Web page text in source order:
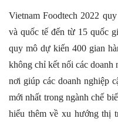
Vietnam Foodtech 2022
và quốc tế đến từ 15 quốc
quy mô dự kiến 400 gian
không chỉ kết nối các doanh
nơi giúp các doanh nghiệp
mới nhất trong ngành chế
hiểu thêm về xu hướng thị